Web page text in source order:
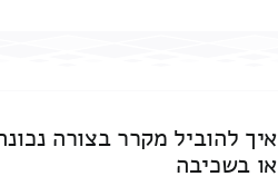
איך להוביל מקרר בצורה
או בשכיבה